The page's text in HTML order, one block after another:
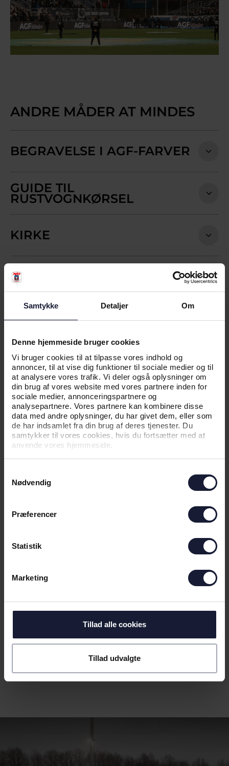
Samtykke Detaljer Om
Denne hjemmeside bruger cookies
Vi bruger cookies til at tilpasse vores indhold og
annoncer, til at vise dig funktioner til sociale medier og til
at analysere vores trafik. Vi deler også oplysninger om
din brug af vores website med vores partnere inden for
sociale medier, annonceringspartnere og
analysepartnere. Vores partnere kan kombinere disse
data med andre oplysninger, du har givet dem, eller som
de har indsamlet fra din brug af deres tjenester. Du
samtykker til vores cookies, hvis du fortsætter med at
anvende vores hjemmeside.
Nødvendig
Præferencer
Statistik
Marketing
Tillad alle cookies
Tillad udvalgte
ANDRE MÅDER AT MINDES
BEGRAVELSE I AGF-FARVER
GUIDE TIL
RUSTVOGNKØRSEL
KIRKE
SPREDNING AF ASKE
HALSTØRKLÆDE SOM EN
SIDSTE HILSEN